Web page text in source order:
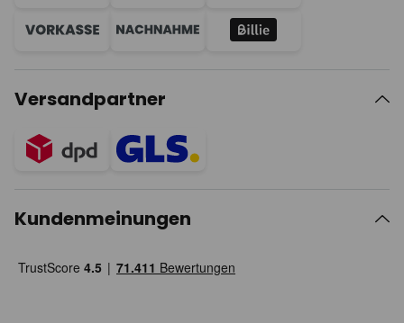
Versandpartner
Kundenmeinungen